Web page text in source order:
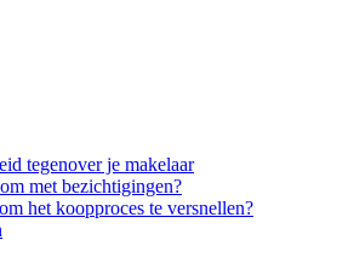
tegenover je makelaar
met bezichtigingen?
het koopproces te versnellen?